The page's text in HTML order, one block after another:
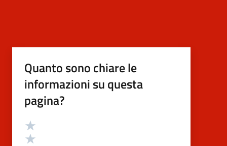
Quanto sono chiare le
informazioni su questa
pagina?
Valutazione